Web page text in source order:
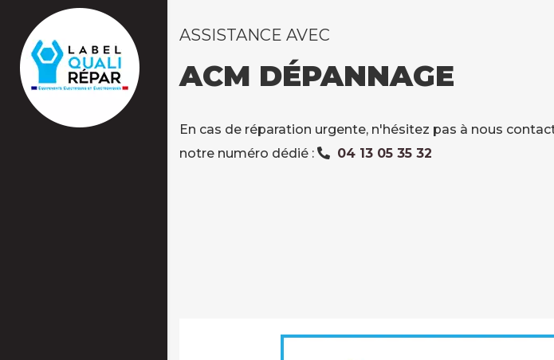
ASSISTANCE AVEC
ACM DÉPANNAGE
En cas de réparation urgente, n'hésitez pas à nous
notre numéro dédié :
04 13 05 35 32